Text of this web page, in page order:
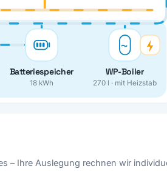
Batteriespeicher
18 kWh
WP-Boiler
270 l · mit Heizstab
– Ihre Auslegung rechnen wir